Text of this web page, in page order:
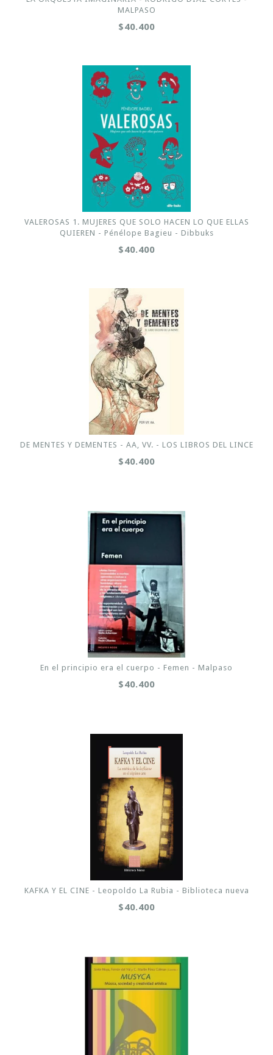
MALPASO
$40.400
VALEROSAS 1. MUJERES QUE SOLO HACEN LO QUE ELLAS
QUIEREN - Pénélope Bagieu - Dibbuks
$40.400
DE MENTES Y DEMENTES - AA, VV. - LOS LIBROS DEL LINCE
$40.400
En el principio era el cuerpo - Femen - Malpaso
$40.400
KAFKA Y EL CINE - Leopoldo La Rubia - Biblioteca nueva
$40.400